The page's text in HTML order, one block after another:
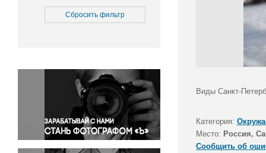
Медицина
Окружающая среда
Политика
Правосудие
Происшествия и конфликты
Религия
Светская жизнь
Сбросить фильтр
Виды Санкт-
Категория:
Место: Россия,
Сообщить об